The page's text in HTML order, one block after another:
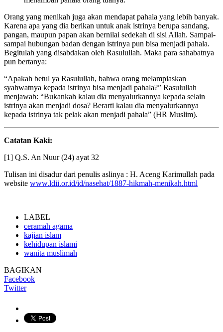
Orang yang menikah juga akan mendapat pahala yang lebih banyak.
Karena apa yang dia berikan untuk anak istrinya berupa sandang,
pangan, maupun papan akan bernilai sedekah di sisi Allah. Sampai-
sampai hubungan badan dengan istrinya pun bisa menjadi pahala.
Begitulah yang disabdakan oleh Rasulullah. Maka para sahabatnya
pun bertanya:
“Apakah betul ya Rasulullah, bahwa orang melampiaskan
syahwatnya kepada istrinya bisa menjadi pahala?” Rasulullah
menjawab: “Bukankah kalau dia menyalurkannya kepada selain
istrinya akan menjadi dosa? Berarti kalau dia menyalurkannya
kepada istrinya tak pelak akan menjadi pahala” (HR Muslim).
Catatan Kaki:
[1] Q.S. An Nuur (24) ayat 32
Tulisan ini disadur dari penulis aslinya : H. Aceng Karimullah pada
website www.ldii.or.id/id/nasehat/1887-hikmah-menikah.html
LABEL
ceramah agama
kajian islam
kehidupan islami
wanita muslimah
BAGIKAN
Facebook
Twitter